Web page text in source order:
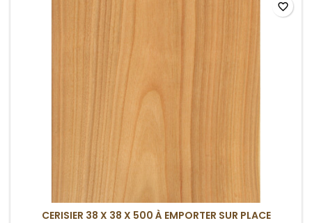
CERISIER 38 X 38 X 500 À EMPORTER SUR PLACE
favorite_border